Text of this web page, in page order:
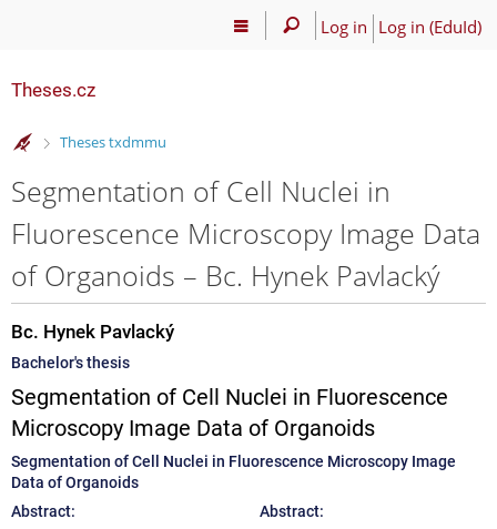
Log in Log in (EduId)
Theses.cz
>
Theses txdmmu
Segmentation of Cell Nuclei in
Fluorescence Microscopy Image Data
of Organoids – Bc. Hynek Pavlacký
Bc. Hynek Pavlacký
Bachelor's thesis
Segmentation of Cell Nuclei in Fluorescence
Microscopy Image Data of Organoids
Segmentation of Cell Nuclei in Fluorescence Microscopy Image
Data of Organoids
Abstract:
Abstract: